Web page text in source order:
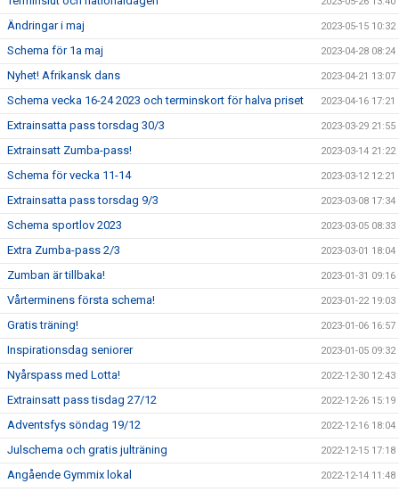
Ändringar i maj 2023-05-15 10:32
Schema för 1a maj 2023-04-28 08:24
Nyhet! Afrikansk dans 2023-04-21 13:07
Schema vecka 16-24 2023 och terminskort för halva priset 2023-04-16 17:21
Extrainsatta pass torsdag 30/3 2023-03-29 21:55
Extrainsatt Zumba-pass! 2023-03-14 21:22
Schema för vecka 11-14 2023-03-12 12:21
Extrainsatta pass torsdag 9/3 2023-03-08 17:34
Schema sportlov 2023 2023-03-05 08:33
Extra Zumba-pass 2/3 2023-03-01 18:04
Zumban är tillbaka! 2023-01-31 09:16
Vårterminens första schema! 2023-01-22 19:03
Gratis träning! 2023-01-06 16:57
Inspirationsdag seniorer 2023-01-05 09:32
Nyårspass med Lotta! 2022-12-30 12:43
Extrainsatt pass tisdag 27/12 2022-12-26 15:19
Adventsfys söndag 19/12 2022-12-16 18:04
Julschema och gratis julträning 2022-12-15 17:18
Angående Gymmix lokal 2022-12-14 11:48